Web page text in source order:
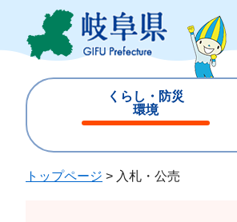
ジ
ュ
くらし・防災
環境
じ
トップページ > 入札・公売